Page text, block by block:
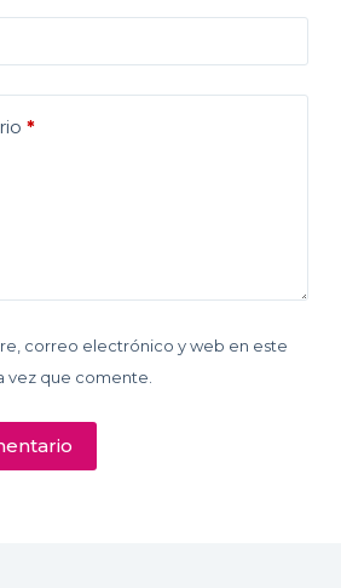
*
correo electrónico y web en este
vez que comente.